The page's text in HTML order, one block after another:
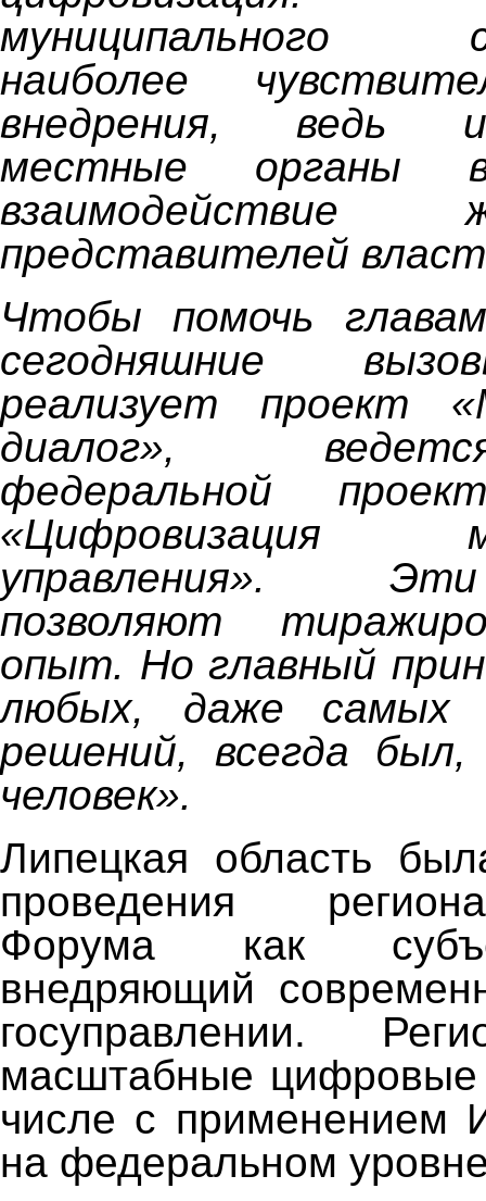
муниципального
наиболее
внедрения, ведь
местные органы
представителей
Чтобы помочь
сегодняшние
реализует проект
диалог»,
федеральной
«Цифровизация
управления».
позволяют
опыт. Но главный
любых, даже самых
решений, всегда
человек».
Липецкая область
проведения
Форума как
внедряющий
госуправлении.
масштабные цифровые
числе с применением
на федеральном